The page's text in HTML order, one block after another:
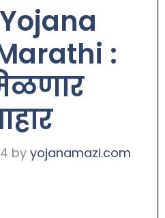
:
by yojanamazi.com